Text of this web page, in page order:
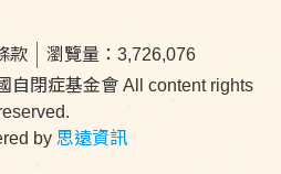
款
瀏覽量：3,726,076
自閉症基金會 All content rights
by 思遠資訊